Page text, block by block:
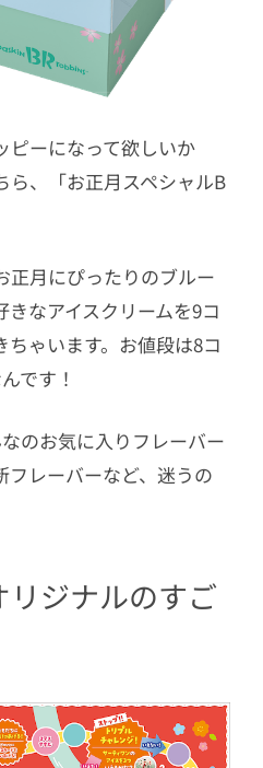
ピーになって欲しいか
ら、「お正月スペシャルB
正月にぴったりのブルー
なアイスクリームを9コ
ゃいます。お値段は8コ
です！
のお気に入りフレーバー
フレーバーなど、迷うの
ジナルのすご